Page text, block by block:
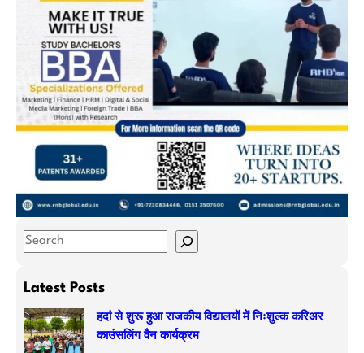
S
a
c
h
Latest Posts
हदां से शुरू हुआ राजकीय विद्यालयों में निःशुल्क करिअर
काउंसलिंग वैन कार्यक्रम